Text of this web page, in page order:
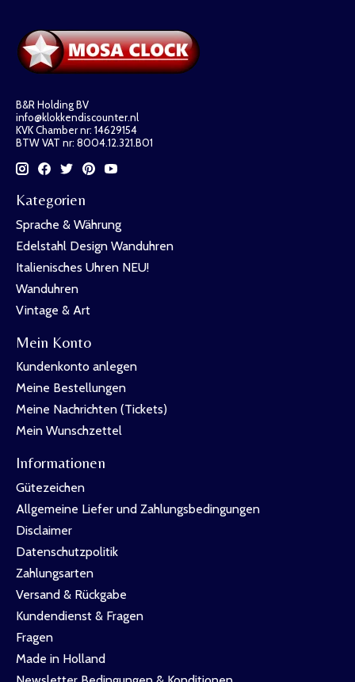
B&R Holding BV
info@klokkendiscounter.nl
KVK Chamber nr: 14629154
BTW VAT nr: 8004.12.321.B01
Kategorien
Sprache & Währung
Edelstahl Design Wanduhren
Italienisches Uhren NEU!
Wanduhren
Vintage & Art
Mein Konto
Kundenkonto anlegen
Meine Bestellungen
Meine Nachrichten (Tickets)
Mein Wunschzettel
Informationen
Gütezeichen
Allgemeine Liefer und Zahlungsbedingungen
Disclaimer
Datenschutzpolitik
Zahlungsarten
Versand & Rückgabe
Kundendienst & Fragen
Fragen
Made in Holland